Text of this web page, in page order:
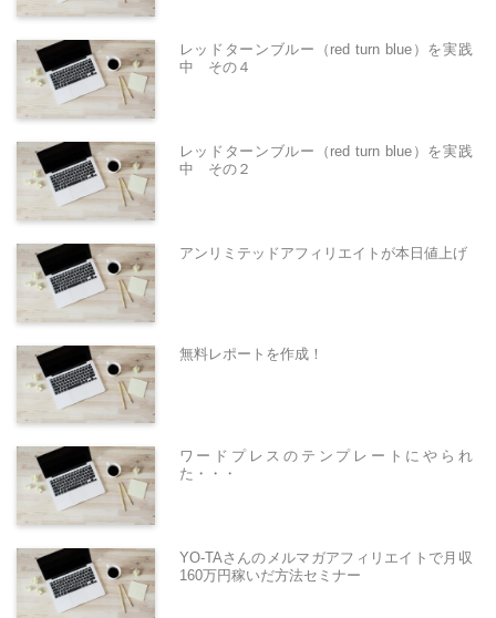
レッドターンブルー（red turn blue）を実践
中 その４
レッドターンブルー（red turn blue）を実践
中 その２
アンリミテッドアフィリエイトが本日値上げ
無料レポートを作成！
ワードプレスのテンプレートにやられ
た・・・
YO-TAさんのメルマガアフィリエイトで月収
160万円稼いだ方法セミナー